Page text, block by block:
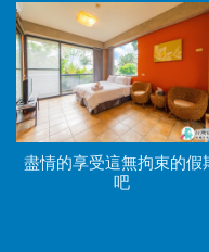
盡情的享受這無拘束的假
吧